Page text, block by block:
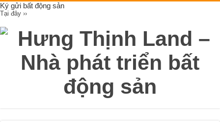
Ký gửi bất động sản
Tại đây ››